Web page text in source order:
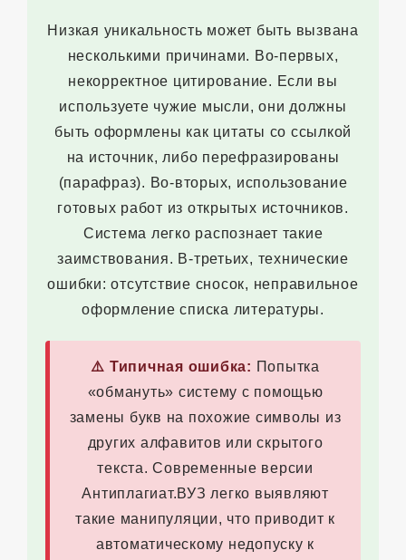
Низкая уникальность может быть вызвана
несколькими причинами. Во-первых,
некорректное цитирование. Если вы
используете чужие мысли, они должны
быть оформлены как цитаты со ссылкой
на источник, либо перефразированы
(парафраз). Во-вторых, использование
готовых работ из открытых источников.
Система легко распознает такие
заимствования. В-третьих, технические
ошибки: отсутствие сносок, неправильное
оформление списка литературы.
⚠️ Типичная ошибка: Попытка
«обмануть» систему с помощью
замены букв на похожие символы из
других алфавитов или скрытого
текста. Современные версии
Антиплагиат.ВУЗ легко выявляют
такие манипуляции, что приводит к
автоматическому недопуску к